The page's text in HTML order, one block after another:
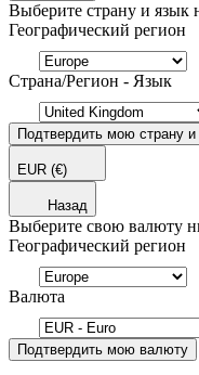
Выберите страну и язык
Географический регион
Страна/Регион - Язык
Подтвердить мою страну и
EUR (€)
Назад
Выберите свою валюту
Географический регион
Валюта
Подтвердить мою валюту